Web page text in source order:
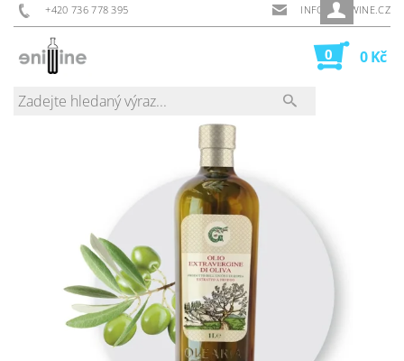
+420 736 778 395 INFO@ENIWINE.CZ
0 0 Kč